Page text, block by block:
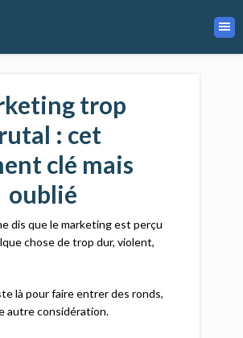
trop
: cet
clé mais
oublié
dis que le marketing est perçu
chose de trop dur, violent,
là pour faire entrer des ronds,
autre considération.